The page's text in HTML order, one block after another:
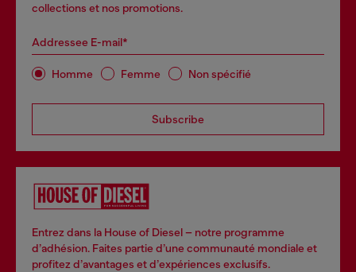
collections et nos promotions.
Addressee E-mail*
Homme Femme Non spécifié
Subscribe
Entrez dans la House of Diesel – notre programme
d’adhésion. Faites partie d’une communauté mondiale et
profitez d’avantages et d’expériences exclusifs.